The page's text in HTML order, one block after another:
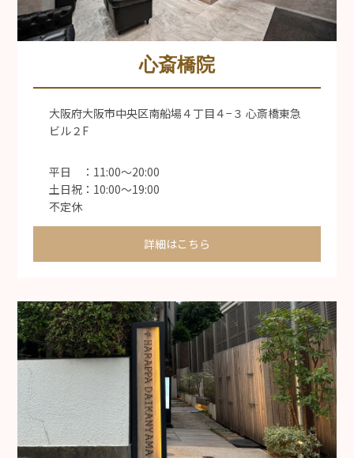
心斎橋院
大阪府大阪市中央区南船場４丁目４−３ 心斎橋東急
ビル２F
平日 ：11:00〜20:00
土日祝：10:00〜19:00
不定休
詳細はこちら